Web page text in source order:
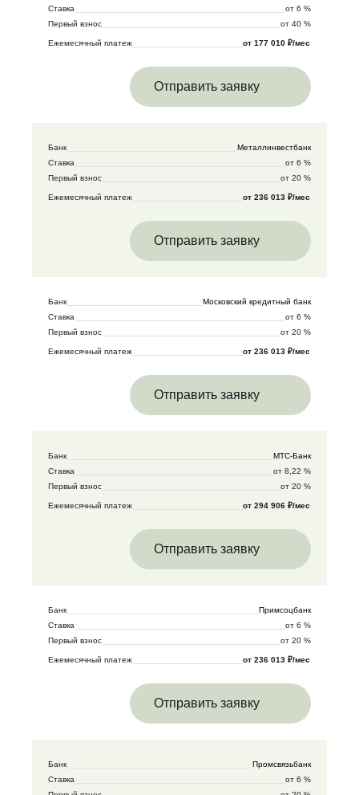
Ставка
от 6 %
Первый взнос
от 40 %
Ежемесячный платеж от 177 010 ₽/мес
Отправить заявку
Банк
Металлинвестбанк
Ставка
от 6 %
Первый взнос
от 20 %
Ежемесячный платеж от 236 013 ₽/мес
Отправить заявку
Банк
Московский кредитный банк
Ставка
от 6 %
Первый взнос
от 20 %
Ежемесячный платеж от 236 013 ₽/мес
Отправить заявку
Банк
МТС-Банк
Ставка
от 8,22 %
Первый взнос
от 20 %
Ежемесячный платеж от 294 906 ₽/мес
Отправить заявку
Банк
Примсоцбанк
Ставка
от 6 %
Первый взнос
от 20 %
Ежемесячный платеж от 236 013 ₽/мес
Отправить заявку
Банк
Промсвязьбанк
Ставка
от 6 %